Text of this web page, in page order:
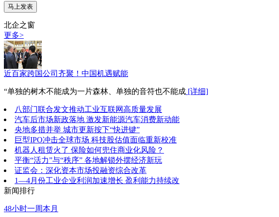
北企之窗
更多>
近百家跨国公司齐聚！中国机遇赋能
“单独的树木不能成为一片森林、单独的音符也不能成 [详细]
八部门联合发文推动工业互联网高质量发展
汽车后市场新政落地 激发新能源汽车消费新动能
央地多措并举 城市更新按下“快进键”
巨型IPO冲击全球市场 科技股估值面临重新校准
机器人租赁火了 保险如何兜住商业化风险？
平衡“活力”与“秩序” 各地解锁外摆经济新玩
证监会：深化资本市场投融资综合改革
1—4月份工业企业利润加速增长 盈利能力持续改
新闻排行
48小时一周本月